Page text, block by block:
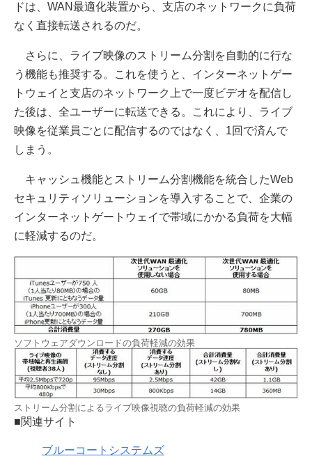
ドは、WAN最適化装置から、支店のネットワークに負荷
なく直接転送されるのだ。
さらに、ライブ映像のストリーム分割を自動的に行な
う機能も推奨する。これを使うと、インターネットゲー
トウェイと支店のネットワーク上で一度ビデオを配信し
た後は、全ユーザーに転送できる。これにより、ライブ
映像を従業員ごとに配信するのではなく、1回で済んで
しまう。
キャッシュ機能とストリーム分割機能を統合したWeb
セキュリティソリューションを導入することで、企業の
インターネットゲートウェイで帯域にかかる負荷を大幅
に軽減するのだ。
ソフトウェアダウンロードの負荷軽減の効果
ストリーム分割によるライブ映像視聴の負荷軽減の効果
■関連サイト
ブルーコートシステムズ